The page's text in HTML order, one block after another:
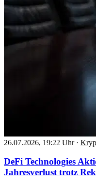
26.07.2026, 19:22 Uhr ·
DeFi Technologies
Jahresverlust trotz